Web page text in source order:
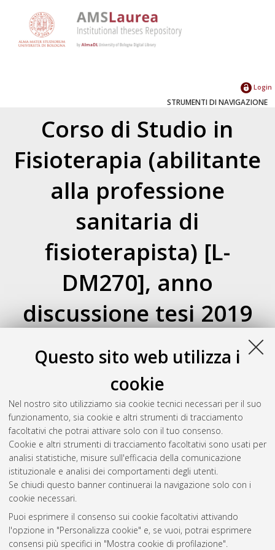
Questo sito web utilizza i
cookie
Nel nostro sito utilizziamo sia cookie tecnici necessari per il suo
funzionamento, sia cookie e altri strumenti di tracciamento
facoltativi che potrai attivare solo con il tuo consenso.
Cookie e altri strumenti di tracciamento facoltativi sono usati per
analisi statistiche, misure sull'efficacia della comunicazione
istituzionale e analisi dei comportamenti degli utenti.
Se chiudi questo banner continuerai la navigazione solo con i
cookie necessari.
Puoi esprimere il consenso sui cookie facoltativi attivando
l'opzione in "Personalizza cookie" e, se vuoi, potrai esprimere
consensi più specifici in "Mostra cookie di profilazione".
Login
STRUMENTI DI NAVIGAZIONE
Corso di Studio in
Fisioterapia (abilitante
alla professione
sanitaria di
fisioterapista) [L-
DM270], anno
discussione tesi 2019
Atom
RSS 1.0
Autore della tesi|
Indirizzo|Orientamento|Nessun raggruppamento
Numero di documenti:0.
Questa lista e' stata generata ilSat Aug 8 20:37:57 2026
CEST
Atom
Rss 1.0